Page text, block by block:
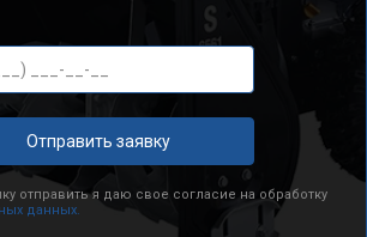
Отправить заявку
отправить я даю свое согласие на обработку
данных.